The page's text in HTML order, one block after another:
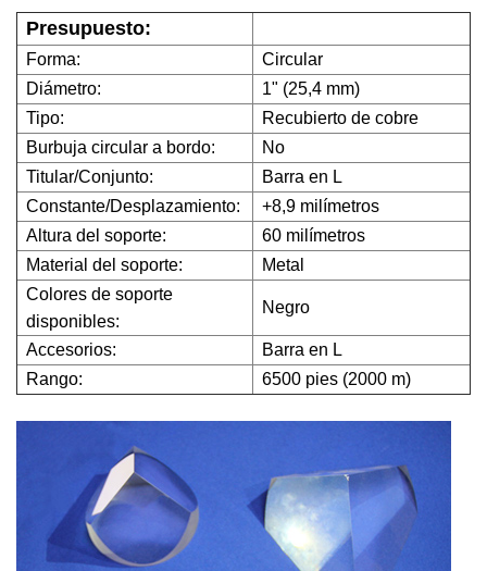
Presupuesto:
Forma:
Circular
Diámetro:
1" (25,4 mm)
Tipo:
Recubierto de cobre
Burbuja circular a bordo:
No
Titular/Conjunto:
Barra en L
Constante/Desplazamiento:
+8,9 milímetros
Altura del soporte:
60 milímetros
Material del soporte:
Metal
Colores de soporte
disponibles:
Negro
Accesorios:
Barra en L
Rango:
6500 pies (2000 m)